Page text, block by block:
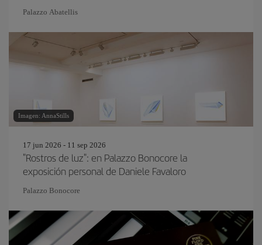
Palazzo Abatellis
Imagen: AnnaStills
17 jun 2026 - 11 sep 2026
"Rostros de luz": en Palazzo Bonocore la
exposición personal de Daniele Favaloro
Palazzo Bonocore